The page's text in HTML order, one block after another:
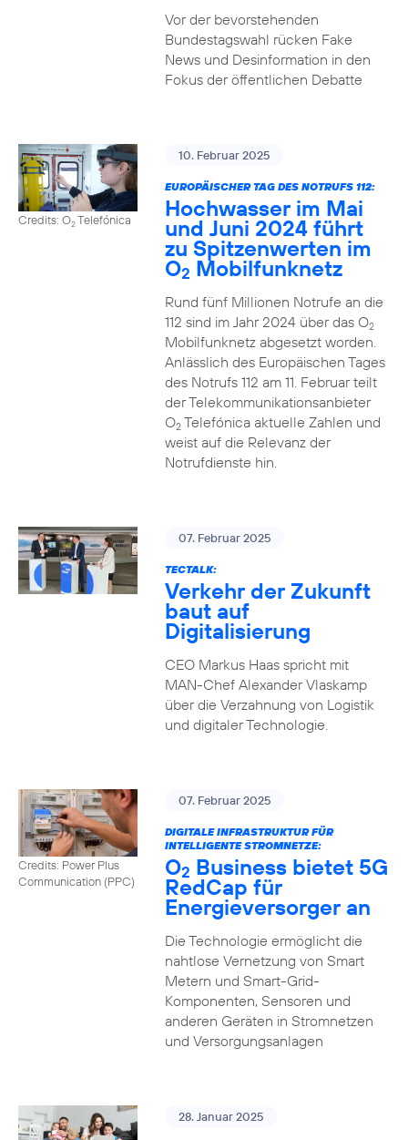
Vor der bevorstehenden
Bundestagswahl rücken Fake
News und Desinformation in den
Fokus der öffentlichen Debatte
Credits: O2Telefónica
10. Februar 2025
EUROPÄISCHER TAG DES NOTRUFS 112:
Hochwasser im Mai
und Juni 2024 führt
zu Spitzenwerten im
O2 Mobilfunknetz
Rund fünf Millionen Notrufe an die
112 sind im Jahr 2024 über das O2
Mobilfunknetz abgesetzt worden.
Anlässlich des Europäischen Tages
des Notrufs 112 am 11. Februar teilt
der Telekommunikationsanbieter
O2Telefónica aktuelle Zahlen und
weist auf die Relevanz der
Notrufdienste hin.
07. Februar 2025
TECTALK:
Verkehr der Zukunft
baut auf
Digitalisierung
CEO Markus Haas spricht mit
MAN-Chef Alexander Vlaskamp
über die Verzahnung von Logistik
und digitaler Technologie.
Credits: Power Plus
Communication (PPC)
07. Februar 2025
DIGITALE INFRASTRUKTUR FÜR
INTELLIGENTE STROMNETZE:
O2 Business bietet 5G
RedCap für
Energieversorger an
Die Technologie ermöglicht die
nahtlose Vernetzung von Smart
Metern und Smart-Grid-
Komponenten, Sensoren und
anderen Geräten in Stromnetzen
und Versorgungsanlagen
28. Januar 2025